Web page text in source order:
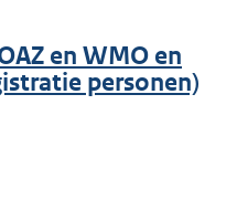
en WMO en
personen)